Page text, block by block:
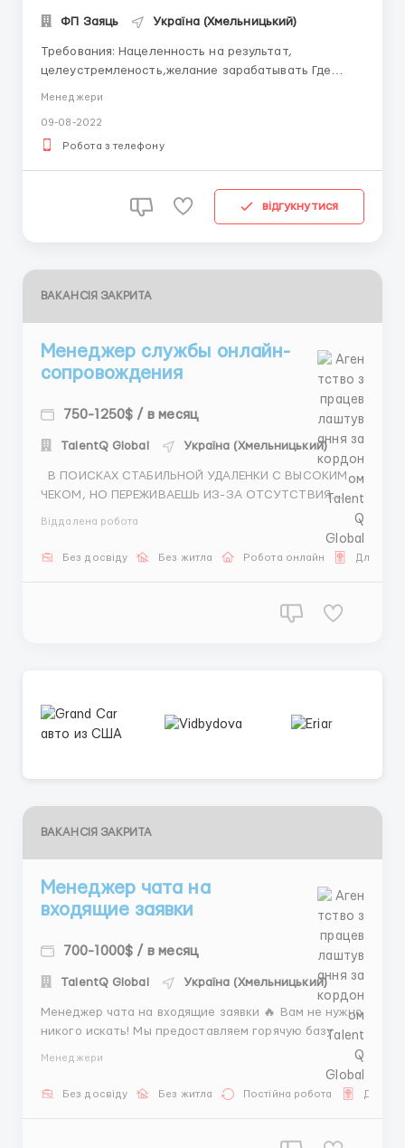
ФП Заяць Україна (Хмельницький)
Требования: Нацеленность на результат,
целеустремленость,желание зарабатывать Где
без опыта,у нас есть обучении. Занятость от 2-5
Менеджери
09-08-2022
Робота з телефону
відгукнутися
ВАКАНСІЯ ЗАКРИТА
Менеджер службы онлайн-
сопровождения
750-1250$ / в месяц
TalentQ Global Україна (Хмельницький)
ЧЕКОМ, НО ПЕРЕЖИВАЕШЬ ИЗ-ЗА ОТСУТСТВИЯ
ПЕРСОНАЛЬНОЕ НАСТАВНИЧЕСТВО, ПОДДЕРЖКУ
КОМАНДЫ 24/7 И ПОШАГОВЫЙ ПЛАН ВЫХОДА НА
Віддалена робота
Без досвіду Без житла Робота онлайн Для
ВАКАНСІЯ ЗАКРИТА
Менеджер чата на
входящие заявки
700-1000$ / в месяц
TalentQ Global Україна (Хмельницький)
Менеджер чата на входящие заявки 🔥 Вам не нужно
никого искать! Мы предоставляем горячую базу
Выявление потребностей, работа с возражениями.
Менеджери
Без досвіду Без житла Постійна робота Для